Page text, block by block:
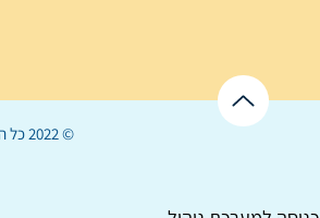
© 2022 כל הזכויות שמורות ל